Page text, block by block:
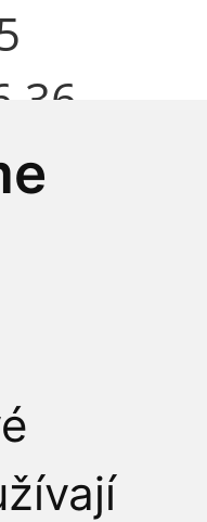
36
datové